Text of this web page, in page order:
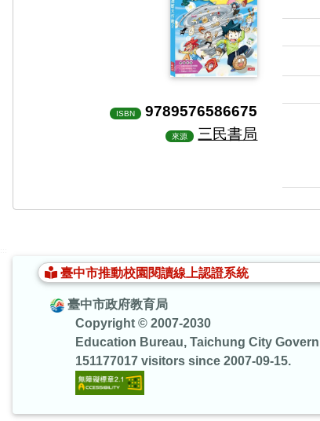
ISBN 9789576586675
來源 三民書局
臺中市推動校園閱讀線上認證系統
臺中市政府教育局
Copyright © 2007-2030
Education Bureau, Taichung City
151177017 visitors since 2007-09-15.